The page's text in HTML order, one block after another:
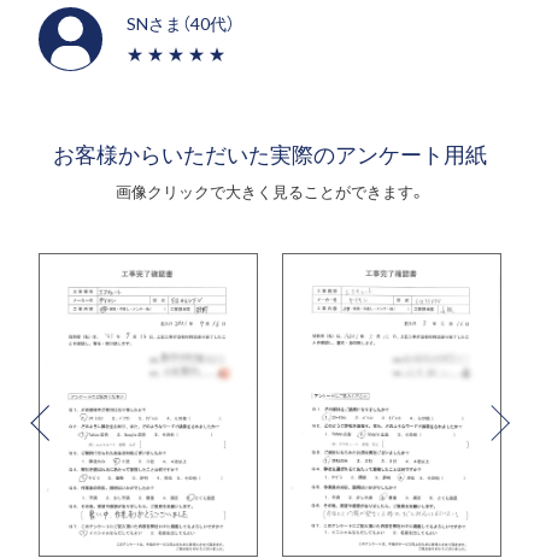
SNさま（40代）
★★★★★
お客様からいただいた実際のアンケート用紙
画像クリックで大きく見ることができます。